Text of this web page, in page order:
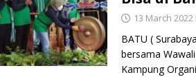
13 March 2022
BATU (
bersama
Kampung